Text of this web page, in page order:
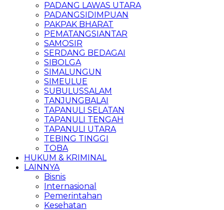
PADANG LAWAS UTARA
PADANGSIDIMPUAN
PAKPAK BHARAT
PEMATANGSIANTAR
SAMOSIR
SERDANG BEDAGAI
SIBOLGA
SIMALUNGUN
SIMEULUE
SUBULUSSALAM
TANJUNGBALAI
TAPANULI SELATAN
TAPANULI TENGAH
TAPANULI UTARA
TEBING TINGGI
TOBA
HUKUM & KRIMINAL
LAINNYA
Bisnis
Internasional
Pemerintahan
Kesehatan